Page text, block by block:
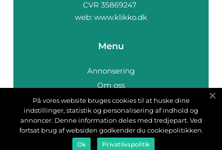
web: www.klikko.dk
Menu
Annonsering
Om oss
Cookies
Kontakta oss
Sitemap
På vores website bruges cookies til at huske dine
indstillinger, statistik og personalisering af indhold og
annoncer. Denne information deles med tredjepart. Ved
fortsat brug af websiden godkender du cookiepolitikken.
Ok Privatlivspolitik